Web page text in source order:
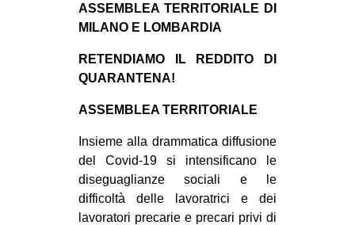
SPAZI
AMBIENTE
ANTIFASCISMO
DIRITTO ALL’ABITARE
ASSEMBLEA TERRITORIALE DI
MILANO E LOMBARDIA
RETENDIAMO IL REDDITO DI
QUARANTENA!
ASSEMBLEA TERRITORIALE
Insieme alla drammatica diffusione
del Covid-19 si intensificano le
diseguaglianze sociali e le
difficoltà delle lavoratrici e dei
lavoratori precarie e precari privi di